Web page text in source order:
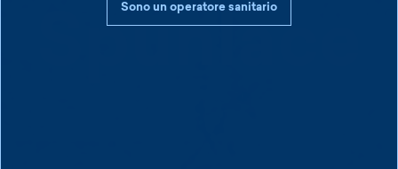
Spunlace
Sono un operatore sanitario